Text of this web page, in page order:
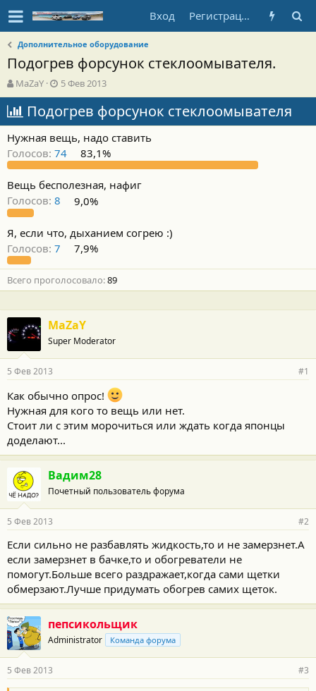
Вход Регистрация
Дополнительное оборудование
Подогрев форсунок стеклоомывателя.
А
в
т
о
р
т
е
м
ы
MaZaY
Д
а
т
а
н
а
ч
а
л
а
5 Фев 2013
Подогрев форсунок стеклоомывателя
Нужная вещь, надо ставить
Голосов: 74 83,1%
Вещь бесполезная, нафиг
Голосов: 8 9,0%
Я, если что, дыханием согрею :)
Голосов: 7 7,9%
Всего проголосовало 89
MaZaY
Super Moderator
5 Фев 2013 #1
Как обычно опрос!
Нужная для кого то вещь или нет.
Стоит ли с этим морочиться или ждать когда японцы
доделают...
Вадим28
Почетный пользователь форума
5 Фев 2013 #2
Если сильно не разбавлять жидкость,то и не замерзнет.А
если замерзнет в бачке,то и обогреватели не
помогут.Больше всего раздражает,когда сами щетки
обмерзают.Лучше придумать обогрев самих щеток.
пепсикольщик
Administrator Команда форума
5 Фев 2013 #3